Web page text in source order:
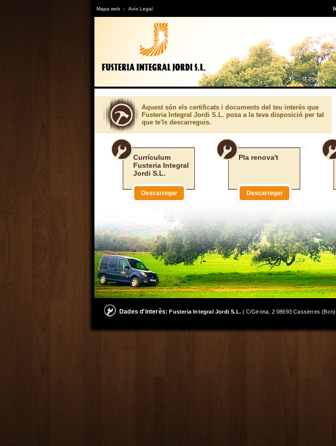
Mapa web Avís Legal
Aquest són els certificats i documents del teu interès que
Fusteria Integral Jordi S.L. posa a la teva disposició per tal
que te'ls descarreguis.
Currículum
Fusteria Integral
Jordi S.L.
Descarregar
Pla renova't
Descarregar
Dades d'interès:Fusteria Integral Jordi S.L. | C/Girona, 2 08693 Casserres